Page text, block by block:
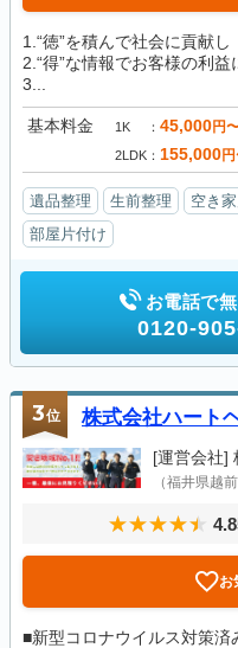
1.“徳”を積んで社会に貢献し
2.“得”な情報でお客様の利益
3...
基本料金 1K 45,000円
2LDK 155,000
遺品整理 生前整理 空き
部屋片付け
お電話で
0120-
3位 株式会社ハート
[運営会社]
（福井県越
お
■新型コロナウイルス対策済